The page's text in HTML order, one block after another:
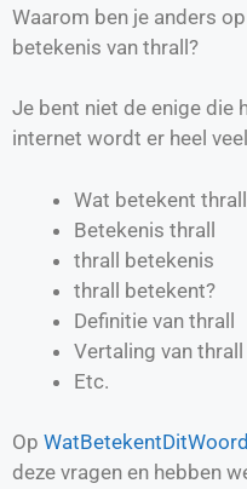
Waarom ben je anders
betekenis van thrall?
Je bent niet de enige die
internet wordt er heel
Wat betekent thrall
Betekenis thrall
thrall betekenis
thrall betekent?
Definitie van thrall
Vertaling van thrall
Etc.
Op
deze vragen en hebben